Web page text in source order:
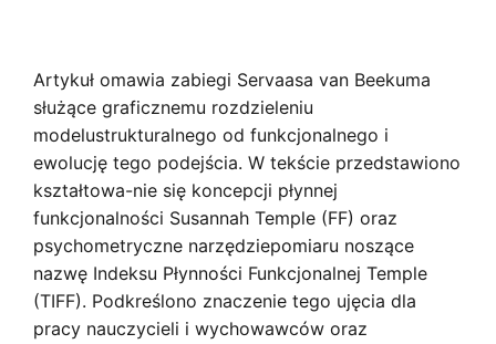
Artykuł omawia zabiegi Servaasa van Beekuma
służące graficznemu rozdzieleniu
modelustrukturalnego od funkcjonalnego i
ewolucję tego podejścia. W tekście przedstawiono
kształtowa-nie się koncepcji płynnej
funkcjonalności Susannah Temple (FF) oraz
psychometryczne narzędziepomiaru noszące
nazwę Indeksu Płynności Funkcjonalnej Temple
(TIFF). Podkreślono znaczenie tego ujęcia dla
pracy nauczycieli i wychowawców oraz